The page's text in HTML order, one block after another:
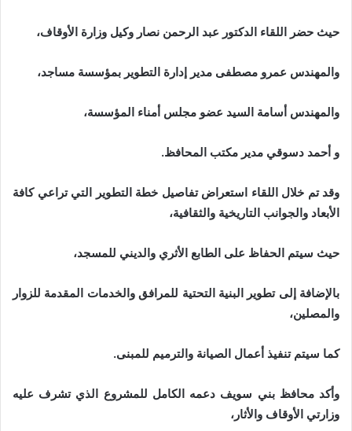
حيث حضر اللقاء الدكتور عبد الرحمن نصار وكيل وزارة الأوقاف،
والمهندس عمرو مصطفى مدير إدارة التطوير بمؤسسة مساجد،
والمهندس أسامة السيد عضو مجلس أمناء المؤسسة،
و أحمد دسوقي مدير مكتب المحافظ.
وقد تم خلال اللقاء استعراض تفاصيل خطة التطوير التي تراعي كافة
الأبعاد والجوانب التاريخية والثقافية،
حيث سيتم الحفاظ على الطابع الأثري والديني للمسجد،
بالإضافة إلى تطوير البنية التحتية للمرافق والخدمات المقدمة للزوار
والمصلين،
كما سيتم تنفيذ أعمال الصيانة والترميم للمبنى.
وأكد محافظ بني سويف دعمه الكامل للمشروع الذي تشرف عليه
وزارتي الأوقاف والأثار،